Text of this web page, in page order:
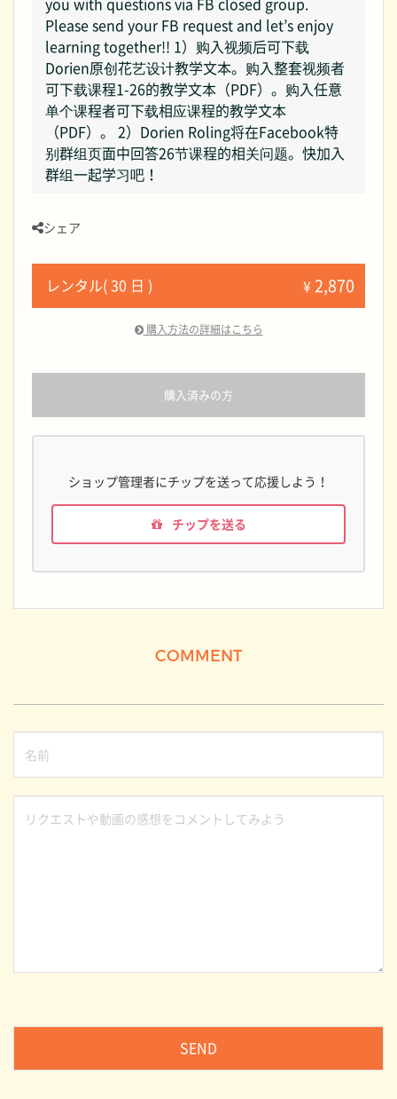
Please send your FB request and let’s enjoy
learning together!! 1）购入视频后可下载
Dorien原创花艺设计教学文本。购入整套视频者
可下载课程1-26的教学文本（PDF）。购入任意
单个课程者可下载相应课程的教学文本
（PDF）。 2）Dorien Roling将在Facebook特
别群组页面中回答26节课程的相关问题。快加入
群组一起学习吧！
シェア
レンタル( 30 日 ) ¥2,870
購入方法の詳細はこちら
購入済みの方
ショップ管理者にチップを送って応援しよう！
チップを送る
COMMENT